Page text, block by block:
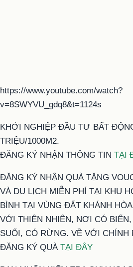
https://www.youtube.com/watch?
v=8SWYVU_gdq8&t=1124s
KHỞI NGHIỆP ĐẦU TƯ BẤT
TRIỆU/1000M2.
ĐĂNG KÝ NHẬN THÔNG TIN TẠI
ĐĂNG KÝ NHẬN QUÀ TẶNG
VÀ DU LỊCH MIỄN PHÍ TẠI KHU
BÌNH TẠI VÙNG ĐẤT KHÁNH
VỚI THIÊN NHIÊN, NƠI CÓ
SUỐI, CÓ RỪNG. VỀ VỚI CHÍNH
ĐĂNG KÝ QUÀ TẠI ĐÂY